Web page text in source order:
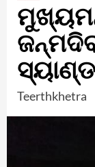
Teerthkhetra